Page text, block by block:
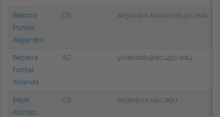
Beacco
Porres,
Alejandro
CS alejandro.beacco@upc.edu
Becerra
Fontal,
Yolanda
AC yolandab@ac.upc.edu
Béjar
Alonso,
CS bejar@cs.upc.edu